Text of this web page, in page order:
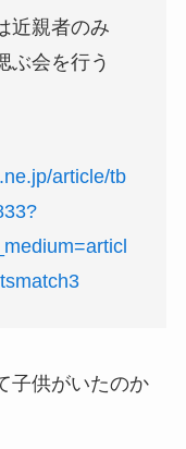
近親者のみ
ぶ会を行う
article/tb
子供がいたのか